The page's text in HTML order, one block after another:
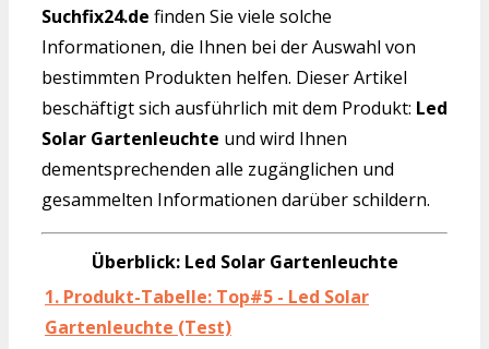
Suchfix24.de finden Sie viele solche
Informationen, die Ihnen bei der Auswahl von
bestimmten Produkten helfen. Dieser Artikel
beschäftigt sich ausführlich mit dem Produkt: Led
Solar Gartenleuchte und wird Ihnen
dementsprechenden alle zugänglichen und
gesammelten Informationen darüber schildern.
Überblick: Led Solar Gartenleuchte
1. Produkt-Tabelle: Top#5 - Led Solar
Gartenleuchte (Test)